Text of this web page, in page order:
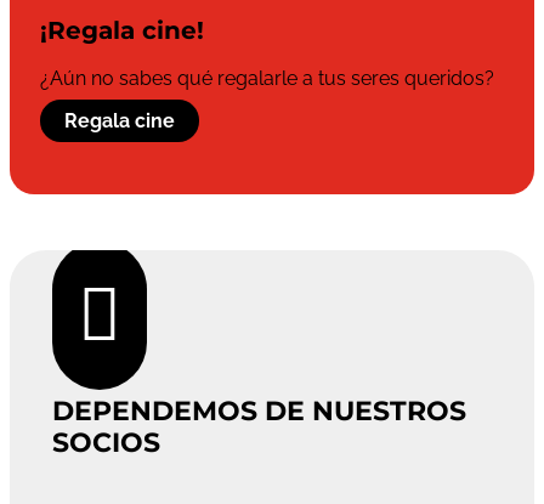
¡Regala cine!
¿Aún no sabes qué regalarle a tus seres queridos?
Regala cine

DEPENDEMOS DE NUESTROS
SOCIOS